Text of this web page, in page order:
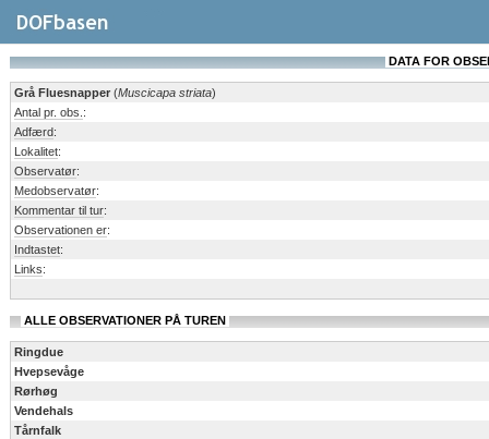
DATA FOR
Grå Fluesnapper (Muscicapa striata)
Antal pr. obs. :
Adfærd:
Lokalitet:
Observatør:
Medobservatør:
Kommentar til tur:
Observationen er:
Indtastet:
Links:
ALLE OBSERVATIONER PÅ TUREN
Ringdue
Hvepsevåge
Rørhøg
Vendehals
Tårnfalk